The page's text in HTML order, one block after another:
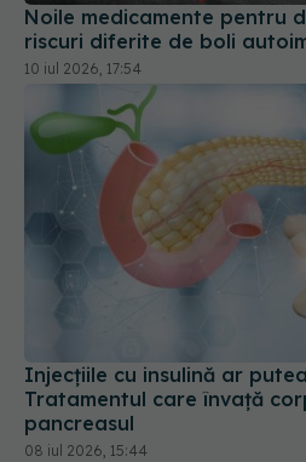
10 iul 2026, 17:54
Injecțiile cu insulină ar
Tratamentul care învață
pancreasul
08 iul 2026, 15:44